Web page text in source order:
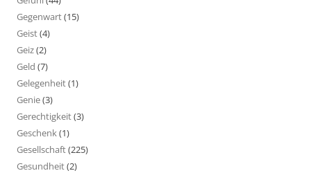
Gegenwart(15)
Geist(4)
Geiz(2)
Geld (7)
Gelegenheit(1)
Genie(3)
Gerechtigkeit(3)
Geschenk(1)
Gesellschaft(225)
Gesundheit(2)